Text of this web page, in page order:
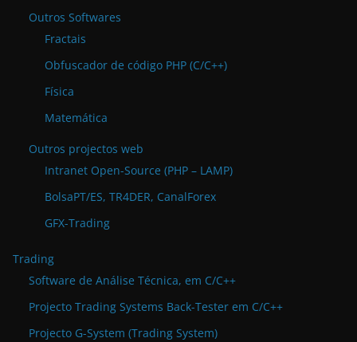
Outros Softwares
Fractais
Obfuscador de código PHP (C/C++)
Física
Matemática
Outros projectos web
Intranet Open-Source (PHP – LAMP)
BolsaPT/ES, TR4DER, CanalForex
GFX-Trading
Trading
Software de Análise Técnica, em C/C++
Projecto Trading Systems Back-Tester em C/C++
Projecto G-System (Trading System)